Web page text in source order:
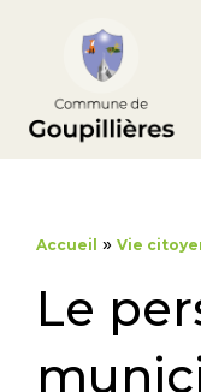
Accueil » Vie
Le